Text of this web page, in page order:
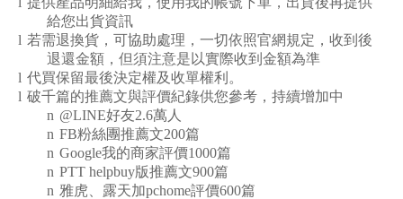
給您出貨資訊
l 若需退換貨，可協助處理，一切依照官網規定，收到後
退還金額，但須注意是以實際收到金額為準
l 代買保留最後決定權及收單權利。
l 破千篇的推薦文與評價紀錄供您參考，持續增加中
n @LINE好友2.6萬人
n FB粉絲團推薦文200篇
n Google我的商家評價1000篇
n PTT helpbuy版推薦文900篇
n 雅虎、露天加pchome評價600篇